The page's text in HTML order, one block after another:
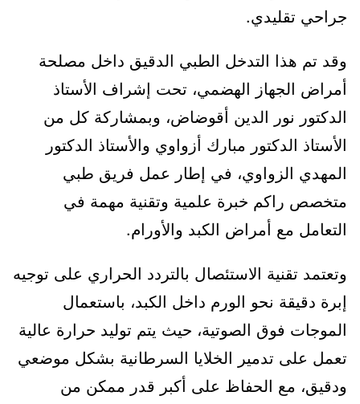
جراحي تقليدي.
وقد تم هذا التدخل الطبي الدقيق داخل مصلحة
أمراض الجهاز الهضمي، تحت إشراف الأستاذ
الدكتور نور الدين أقوضاض، وبمشاركة كل من
الأستاذ الدكتور مبارك أزواوي والأستاذ الدكتور
المهدي الزواوي، في إطار عمل فريق طبي
متخصص راكم خبرة علمية وتقنية مهمة في
التعامل مع أمراض الكبد والأورام.
وتعتمد تقنية الاستئصال بالتردد الحراري على توجيه
إبرة دقيقة نحو الورم داخل الكبد، باستعمال
الموجات فوق الصوتية، حيث يتم توليد حرارة عالية
تعمل على تدمير الخلايا السرطانية بشكل موضعي
ودقيق، مع الحفاظ على أكبر قدر ممكن من